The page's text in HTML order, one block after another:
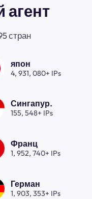
стран
япон
4, 931, 080+ IPs
Сингапур.
155, 548+ IPs
Франц
1, 952, 740+ IPs
Герман
1, 903, 353+ IPs